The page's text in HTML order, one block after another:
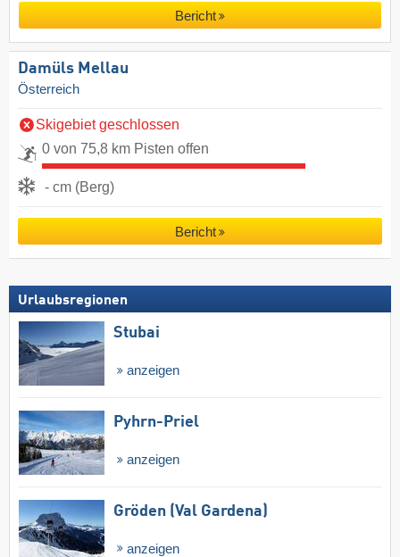
Bericht
Damüls Mellau
Österreich
Skigebiet geschlossen
0 von 75,8 km Pisten offen
- cm (Berg)
Bericht
Urlaubsregionen
Stubai
anzeigen
Pyhrn-Priel
anzeigen
Gröden (Val Gardena)
anzeigen